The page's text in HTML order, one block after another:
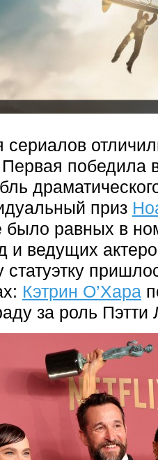
сериалов
победила
приз
было равных в
и ведущих
Кэтрин О’Хара
за роль Пэтти